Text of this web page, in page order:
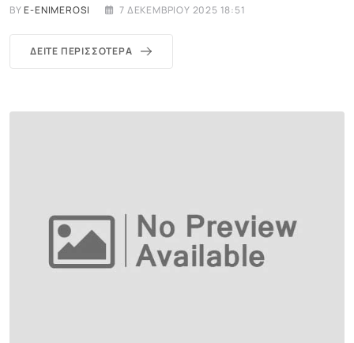
BYE-ENIMEROSI 7 ΔΕΚΕΜΒΡΊΟΥ 2025 18:51
ΔΕΊΤΕ ΠΕΡΙΣΣΌΤΕΡΑ